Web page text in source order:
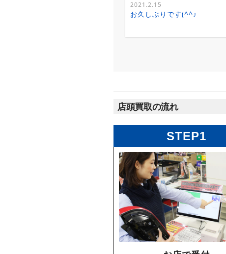
2021.2.15
お久しぶりです(^^♪
店頭買取の流れ
STEP1